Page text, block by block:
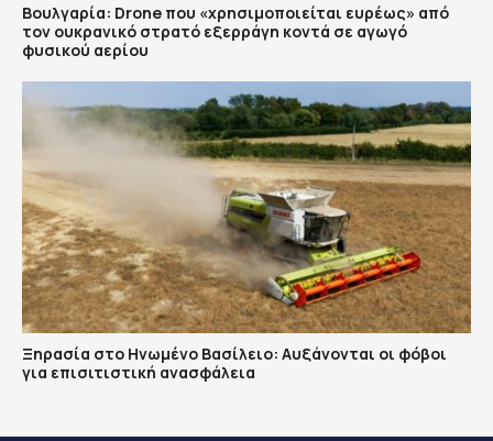
Βουλγαρία: Drone που «χρησιμοποιείται ευρέως» από
τον ουκρανικό στρατό εξερράγη κοντά σε αγωγό
φυσικού αερίου
Ξηρασία στο Ηνωμένο Βασίλειο: Αυξάνονται οι φόβοι
για επισιτιστική ανασφάλεια